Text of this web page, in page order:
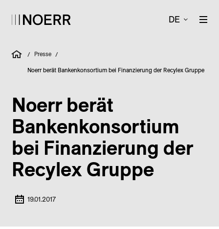
DE
/ Presse /
Noerr berät Bankenkonsortium bei Finanzierung der Recylex Gruppe
Noerr berät
Bankenkonsortium
bei Finanzierung der
Recylex Gruppe
19.01.2017